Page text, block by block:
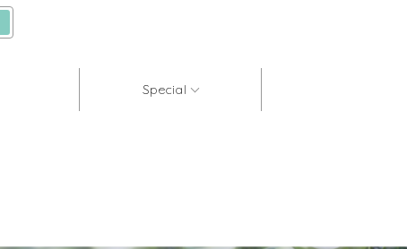
Special